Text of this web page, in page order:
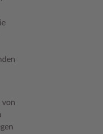
Wohnen
Stormarn
von